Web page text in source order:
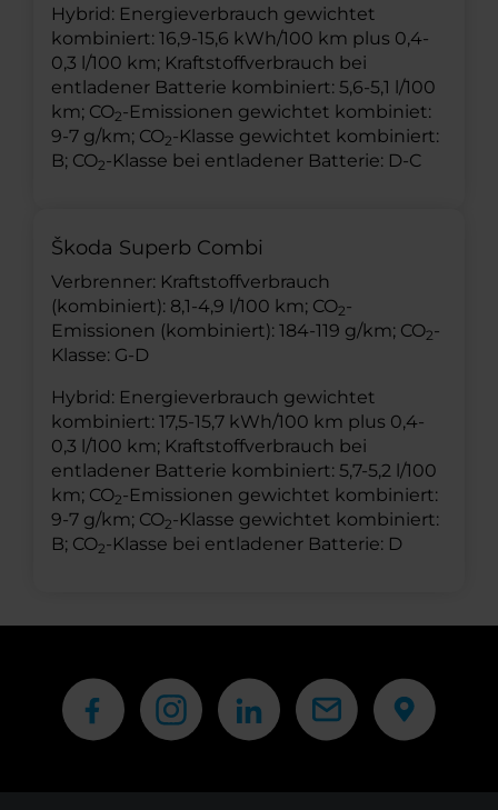
Hybrid: Energieverbrauch gewichtet
kombiniert: 16,9-15,6 kWh/100 km plus 0,4-
0,3 l/100 km; Kraftstoffverbrauch bei
entladener Batterie kombiniert: 5,6-5,1 l/100
km; CO2-Emissionen gewichtet kombiniet:
9-7 g/km; CO2-Klasse gewichtet kombiniert:
B; CO2-Klasse bei entladener Batterie: D-C
Škoda Superb Combi
Verbrenner: Kraftstoffverbrauch
(kombiniert): 8,1-4,9 l/100 km; CO2-
Emissionen (kombiniert): 184-119 g/km; CO2-
Klasse: G-D
Hybrid: Energieverbrauch gewichtet
kombiniert: 17,5-15,7 kWh/100 km plus 0,4-
0,3 l/100 km; Kraftstoffverbrauch bei
entladener Batterie kombiniert: 5,7-5,2 l/100
km; CO2-Emissionen gewichtet kombiniert:
9-7 g/km; CO2-Klasse gewichtet kombiniert:
B; CO2-Klasse bei entladener Batterie: D